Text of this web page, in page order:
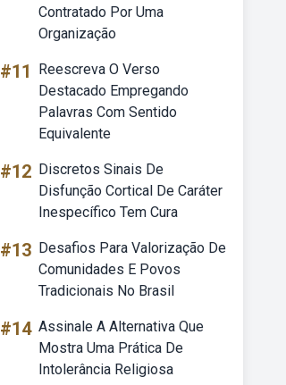
Contratado Por Uma
Organização
#11
Reescreva O Verso
Destacado Empregando
Palavras Com Sentido
Equivalente
#12 Discretos Sinais De
Disfunção Cortical De Caráter
Inespecífico Tem Cura
#13 Desafios Para Valorização De
Comunidades E Povos
Tradicionais No Brasil
#14 Assinale A Alternativa Que
Mostra Uma Prática De
Intolerância Religiosa